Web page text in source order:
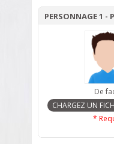
PERSONNAGE 1 -
De
*